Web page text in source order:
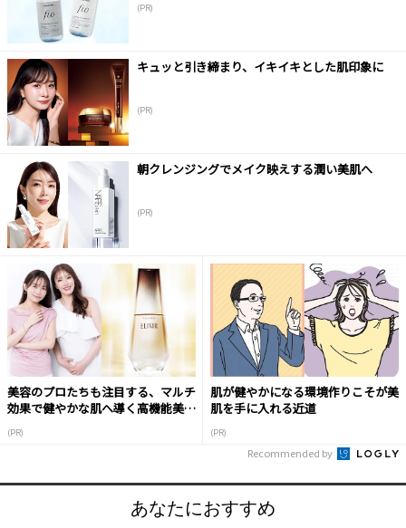
(PR)
キュッと引き締まり、イキイキとした肌印象に
(PR)
朝クレンジングでメイク映えする潤い美肌へ
(PR)
美容のプロたちも注目する、マルチ
効果で健やかな肌へ導く高機能美容
(PR)
肌が健やかになる環境作りこそが美
肌を手に入れる近道
(PR)
Recommended by
あなたにおすすめ